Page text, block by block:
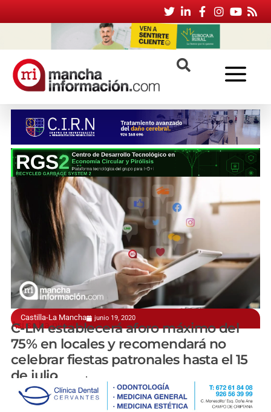
Castilla-La Mancha junio 19, 2020
Así se ha puesto de manifiesto este viernes
C-LM establecerá aforo máximo del
75% en locales y recomendará no
celebrar fiestas patronales hasta el 15
de julio
manchainformacion.com